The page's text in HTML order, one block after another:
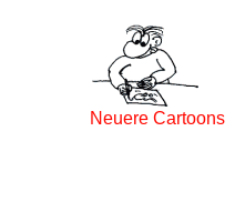
Neuere Cartoons